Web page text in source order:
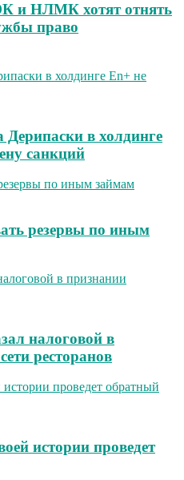
и НЛМК хотят отнять
право
в холдинге
санкций
резервы по иным
налоговой в
ресторанов
истории проведет